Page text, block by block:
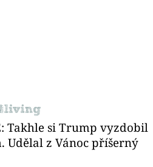
Takhle si Trump vyzdobil
Udělal z Vánoc příšerný